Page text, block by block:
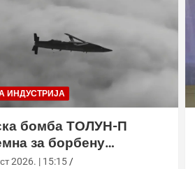
ИНДУСТРИЈА
бомба ТОЛУН-П
за борбену
2026. | 15:15